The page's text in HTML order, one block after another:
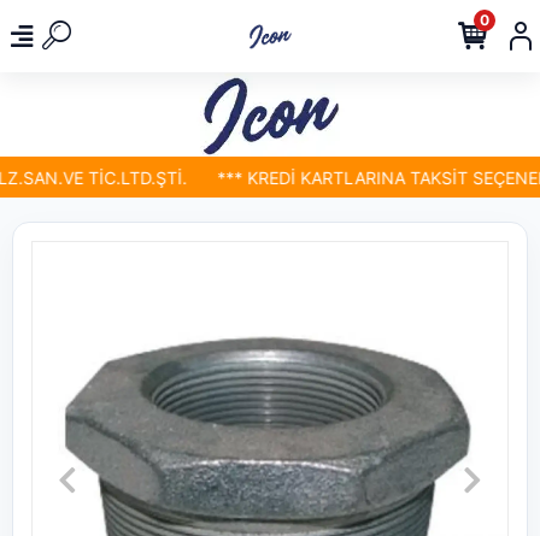
TİC.LTD.ŞTİ. *** KREDİ KARTLARINA TAKSİT
0